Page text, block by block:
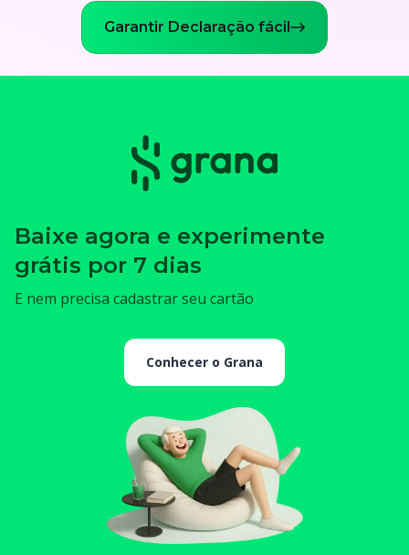
Garantir Declaração fácil
Baixe agora e experimente
grátis por 7 dias
E nem precisa cadastrar seu cartão
Conhecer o Grana